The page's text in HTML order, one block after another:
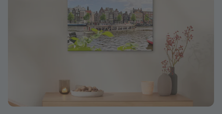
garantiert. Deine Fotoleinwand wird auf einen ca. 2 cm
hohen Keilrahmen gespannt, wodurch am Rand ca. 3
cm deines Fotos umgeschlagen werden – behalte das
bei der Gestaltung im Hinterkopf. Bei Bedarf kannst du
auch mit wenigen Handgriffen spielend leicht deine